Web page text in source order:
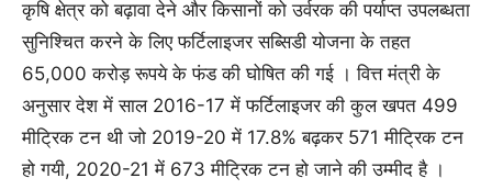
कृषि क्षेत्र को बढ़ावा देने और किसानों को उर्वरक की पर्याप्त उपलब्धता
सुनिश्चित करने के लिए फर्टिलाइजर सब्सिडी योजना के तहत
65,000 करोड़ रूपये के फंड की घोषित की गई । वित्त मंत्री के
अनुसार देश में साल 2016-17 में फर्टिलाइजर की कुल खपत 499
मीट्रिक टन थी जो 2019-20 में 17.8% बढ़कर 571 मीट्रिक टन
हो गयी, 2020-21 में 673 मीट्रिक टन हो जाने की उम्मीद है ।